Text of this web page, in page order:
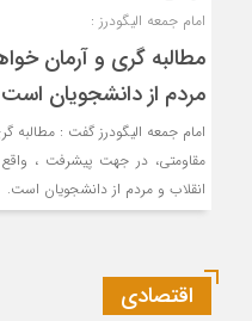
امام جمعه الیگودرز :
مطالبه گری و آرمان
مردم از دانشجویان است
امام جمعه الیگودرز گفت : مطالبه
مقاومتی، در جهت پیشرفت ،
انقلاب و مردم از دانشجویان است.
اقتصادی